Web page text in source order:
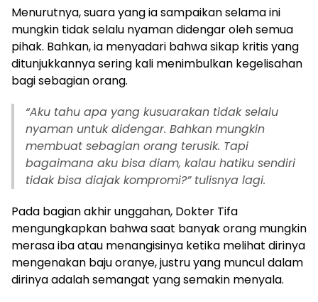
Menurutnya, suara yang ia sampaikan selama ini
mungkin tidak selalu nyaman didengar oleh semua
pihak. Bahkan, ia menyadari bahwa sikap kritis yang
ditunjukkannya sering kali menimbulkan kegelisahan
bagi sebagian orang.
“Aku tahu apa yang kusuarakan tidak selalu
nyaman untuk didengar. Bahkan mungkin
membuat sebagian orang terusik. Tapi
bagaimana aku bisa diam, kalau hatiku sendiri
tidak bisa diajak kompromi?” tulisnya lagi.
Pada bagian akhir unggahan, Dokter Tifa
mengungkapkan bahwa saat banyak orang mungkin
merasa iba atau menangisinya ketika melihat dirinya
mengenakan baju oranye, justru yang muncul dalam
dirinya adalah semangat yang semakin menyala.